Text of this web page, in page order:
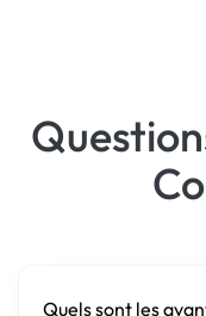
Quels sont les